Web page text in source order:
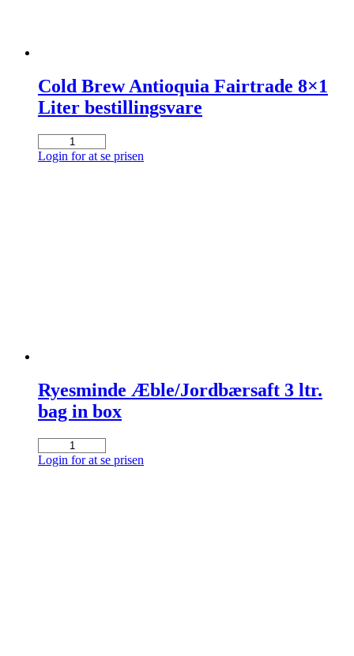
Cold Brew Antioquia Fairtrade 8×1
Liter bestillingsvare
Brew
Login for at se prisen
Ryesminde Æble/Jordbærsaft 3 ltr.
bag in box
Ryesminde
Æble/Jordbærsaft
Login for at se prisen